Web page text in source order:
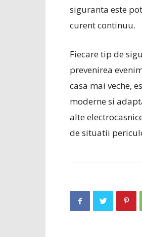
siguranta este
curent continuu.
Fiecare tip de
prevenirea
casa mai veche,
moderne si
alte
de situatii